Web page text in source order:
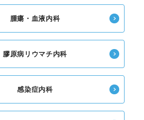
腫瘍・血液内科
膠原病リウマチ内科
感染症内科